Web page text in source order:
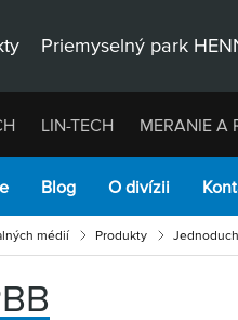
Priemyselný park
LIN-TECH MERANIE A
Blog O divízii
médií Produkty